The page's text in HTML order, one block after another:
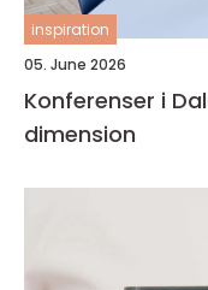
inspiration
05. June 2026
Konferenser i
dimension